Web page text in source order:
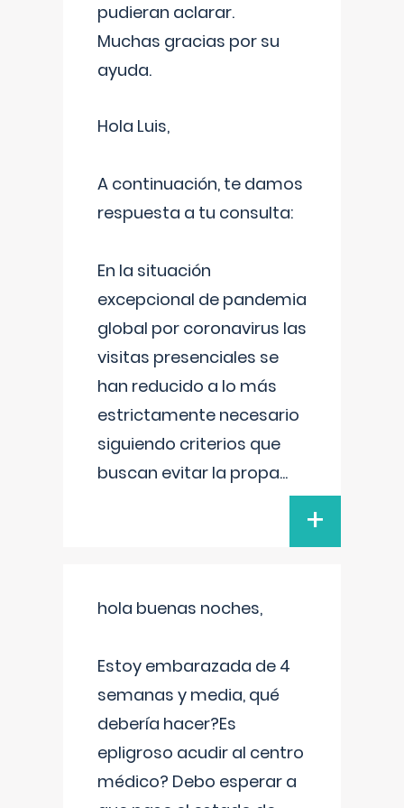
pudieran aclarar.
Muchas gracias por su
ayuda.
Hola Luis,
A continuación, te damos
respuesta a tu consulta:
En la situación
excepcional de pandemia
global por coronavirus las
visitas presenciales se
han reducido a lo más
estrictamente necesario
siguiendo criterios que
buscan evitar la propa...
+
hola buenas noches,
Estoy embarazada de 4
semanas y media, qué
debería hacer?Es
epligroso acudir al centro
médico? Debo esperar a